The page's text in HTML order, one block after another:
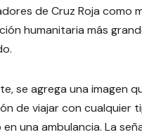
de Cruz Roja como
humanitaria más
se agrega una imagen
de viajar con cualquier
una ambulancia. La